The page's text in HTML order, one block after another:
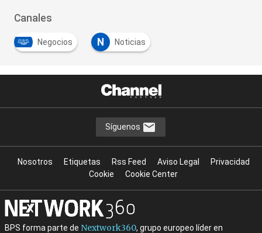
Canales
Negocios N Noticias
Síguenos
Nosotros Etiquetas Rss Feed Aviso Legal
Privacidad
Cookie
Cookie Center
BPS forma parte de Nextwork360, grupo europeo líder en